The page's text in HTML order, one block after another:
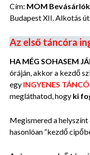
Cím: MOM
Budapest XII. Alkotás út
Az első táncóra
HA MÉG SOHASEM
óráján, akkor a kezdő
egy INGYENES
megláthatod, hogy ki
Megismered a
hasonlóan “kezdő